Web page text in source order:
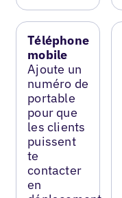
Téléphone
mobile
Ajoute un
numéro de
portable
pour que
les clients
puissent
te
contacter
en